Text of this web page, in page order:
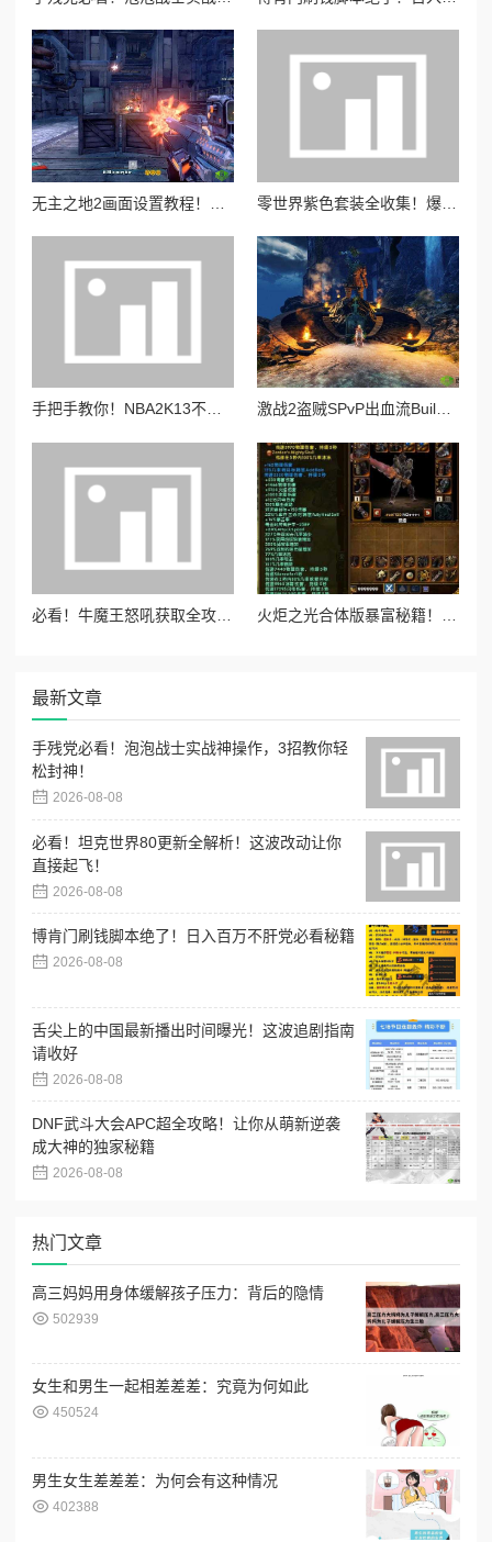
零世界紫色套装全收集！爆肝整理高性价比搭配攻略，战力飙升必看
手把手教你！NBA2K13不用替换原有球员照片，轻松添加新照片攻略 激战2盗贼SPvP出血流Build！5分钟教你打出秒杀流 竞技场暴力美学天花板
最新文章
手残党必看！泡泡战士实战神操作，3招教你轻
松封神！
2026-08-08
必看！坦克世界80更新全解析！这波改动让你
直接起飞！
2026-08-08
博肯门刷钱脚本绝了！日入百万不肝党必看秘籍
2026-08-08
舌尖上的中国最新播出时间曝光！这波追剧指南
请收好
2026-08-08
DNF武斗大会APC超全攻略！让你从萌新逆袭
成大神的独家秘籍
2026-08-08
热门文章
高三妈妈用身体缓解孩子压力：背后的隐情
502939
女生和男生一起相差差差：究竟为何如此
450524
男生女生差差差：为何会有这种情况
402388